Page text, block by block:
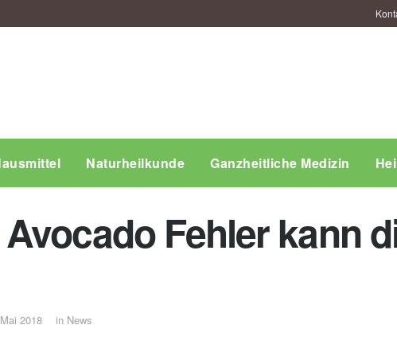
Naturheilkunde Ganzheitliche Medizin
Fehler kann
2018 in News